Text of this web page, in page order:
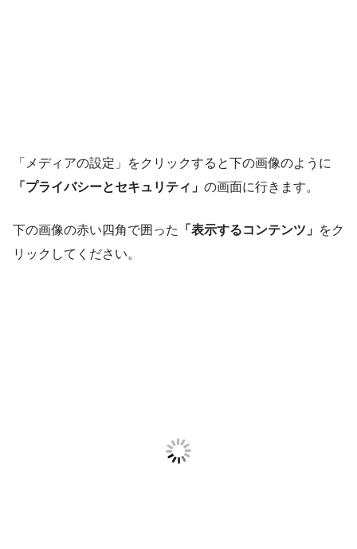
「メディアの設定」をクリックすると下の画像のように
「プライバシーとセキュリティ」 の画面に行きます。
下の画像の赤い四角で囲った 「表示するコンテンツ」 をク
リックしてください。